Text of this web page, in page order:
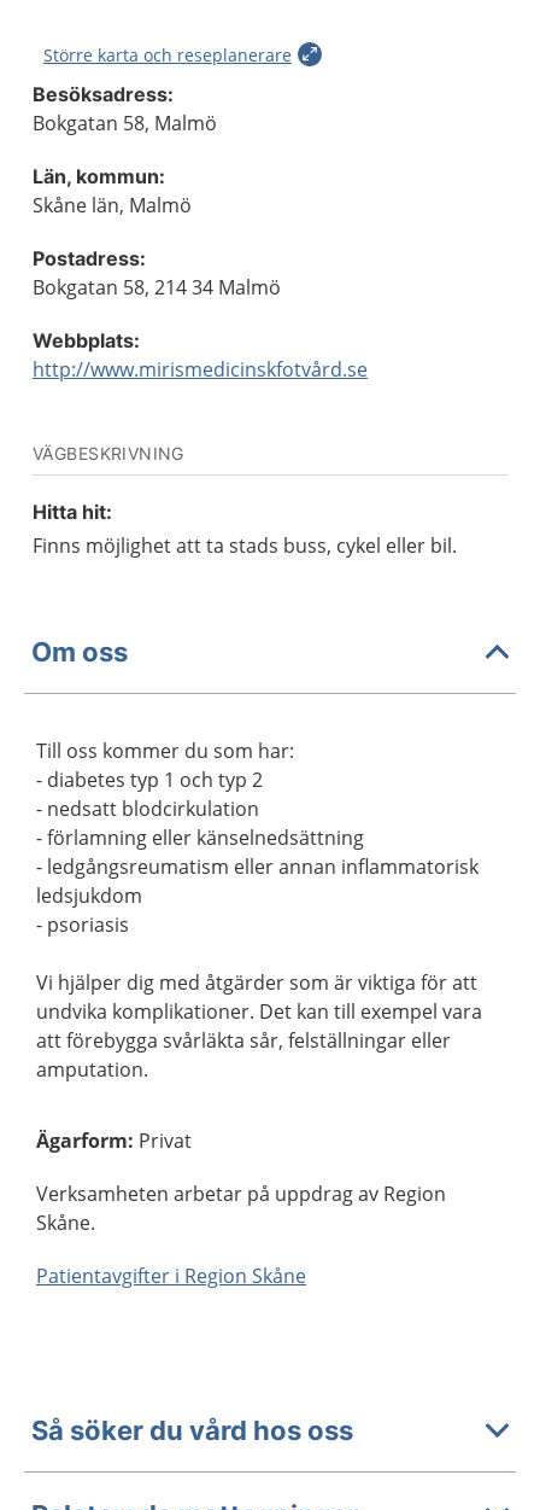
Större karta och reseplanerare
Besöksadress:
Bokgatan 58, Malmö
Län, kommun:
Skåne län, Malmö
Postadress:
Bokgatan 58, 214 34 Malmö
Webbplats:
http://www.mirismedicinskfotvård.se
VÄGBESKRIVNING
Hitta hit:
Finns möjlighet att ta stads buss, cykel eller bil.
Om oss
Till oss kommer du som har:
- diabetes typ 1 och typ 2
- nedsatt blodcirkulation
- förlamning eller känselnedsättning
- ledgångsreumatism eller annan inflammatorisk
ledsjukdom
- psoriasis
Vi hjälper dig med åtgärder som är viktiga för att
undvika komplikationer. Det kan till exempel vara
att förebygga svårläkta sår, felställningar eller
amputation.
Ägarform: Privat
Verksamheten arbetar på uppdrag av Region
Skåne.
Patientavgifter i Region Skåne
Så söker du vård hos oss